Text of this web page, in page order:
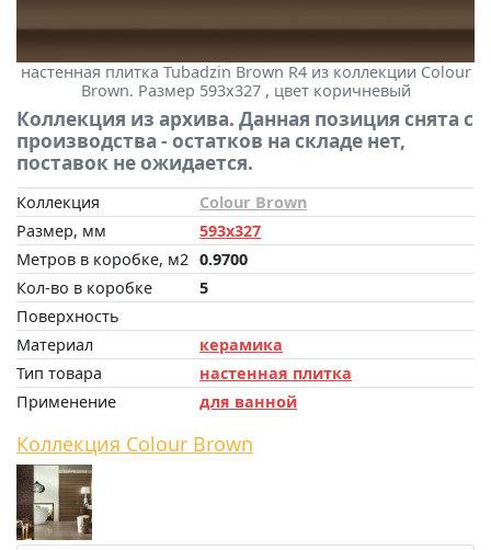
настенная плитка Tubadzin Brown R4 из коллекции Colour
Brown. Размер 593x327 , цвет коричневый
Коллекция из архива. Данная позиция снята с
производства - остатков на складе нет,
поставок не ожидается.
Коллекция
Colour Brown
Размер, мм
593x327
Метров в коробке, м2 0.9700
Кол-во в коробке
5
Поверхность
Материал
керамика
Тип товара
настенная плитка
Применение
для ванной
Коллекция Colour Brown